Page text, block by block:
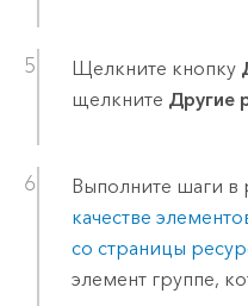
Щелкните кнопку
щелкните Другие
Выполните шаги в
качестве
со страницы
элемент группе,